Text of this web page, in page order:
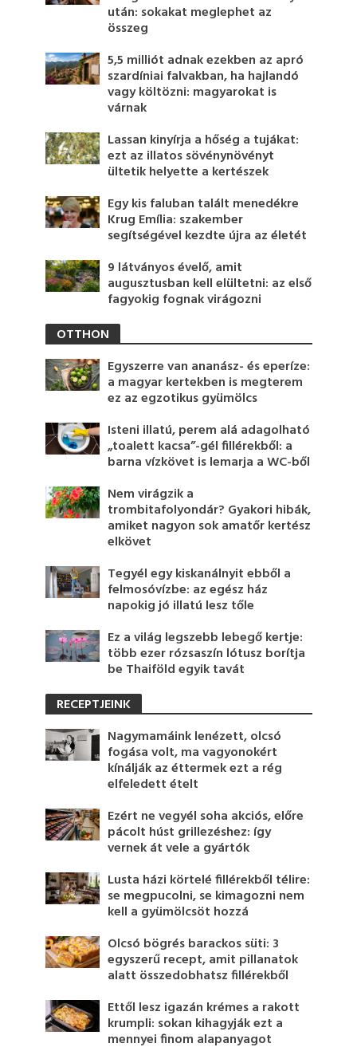
után: sokakat meglephet az
összeg
5,5 milliót adnak ezekben az apró
szardíniai falvakban, ha hajlandó
vagy költözni: magyarokat is
várnak
Lassan kinyírja a hőség a tujákat:
ezt az illatos sövénynövényt
ültetik helyette a kertészek
Egy kis faluban talált menedékre
Krug Emília: szakember
segítségével kezdte újra az életét
9 látványos évelő, amit
augusztusban kell elültetni: az első
fagyokig fognak virágozni
OTTHON
Egyszerre van ananász- és eperíze:
a magyar kertekben is megterem
ez az egzotikus gyümölcs
Isteni illatú, perem alá adagolható
„toalett kacsa”-gél fillérekből: a
barna vízkövet is lemarja a WC-ből
Nem virágzik a
trombitafolyondár? Gyakori hibák,
amiket nagyon sok amatőr kertész
elkövet
Tegyél egy kiskanálnyit ebből a
felmosóvízbe: az egész ház
napokig jó illatú lesz tőle
Ez a világ legszebb lebegő kertje:
több ezer rózsaszín lótusz borítja
be Thaiföld egyik tavát
RECEPTJEINK
Nagymamáink lenézett, olcsó
fogása volt, ma vagyonokért
kínálják az éttermek ezt a rég
elfeledett ételt
Ezért ne vegyél soha akciós, előre
pácolt húst grillezéshez: így
vernek át vele a gyártók
Lusta házi körtelé fillérekből télire:
se megpucolni, se kimagozni nem
kell a gyümölcsöt hozzá
Olcsó bögrés barackos süti: 3
egyszerű recept, amit pillanatok
alatt összedobhatsz fillérekből
Ettől lesz igazán krémes a rakott
krumpli: sokan kihagyják ezt a
mennyei finom alapanyagot